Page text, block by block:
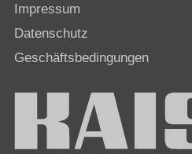
Impressum
Datenschutz
Geschäftsbedingungen